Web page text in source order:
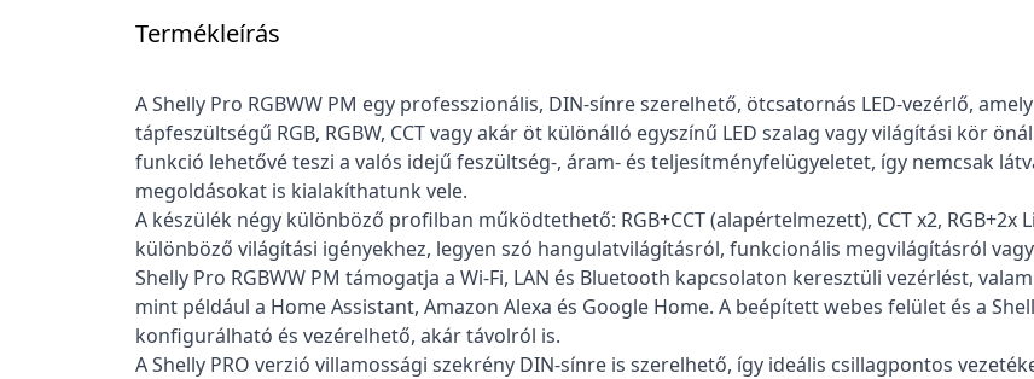
Termékleírás
A Shelly Pro RGBWW PM egy professzionális, DIN-sínre szerelhető, ötcsatornás LED-vezérlő,
tápfeszültségű RGB, RGBW, CCT vagy akár öt különálló egyszínű LED szalag vagy világítási kör
funkció lehetővé teszi a valós idejű feszültség-, áram- és teljesítményfelügyeletet, így nemcsak
megoldásokat is kialakíthatunk vele.
A készülék négy különböző profilban működtethető: RGB+CCT (alapértelmezett), CCT x2,
különböző világítási igényekhez, legyen szó hangulatvilágításról, funkcionális megvilágításról
Shelly Pro RGBWW PM támogatja a Wi-Fi, LAN és Bluetooth kapcsolaton keresztüli vezérlést,
mint például a Home Assistant, Amazon Alexa és Google Home. A beépített webes felület és a
konfigurálható és vezérelhető, akár távolról is.
A Shelly PRO verzió villamossági szekrény DIN-sínre is szerelhető, így ideális csillagpontos